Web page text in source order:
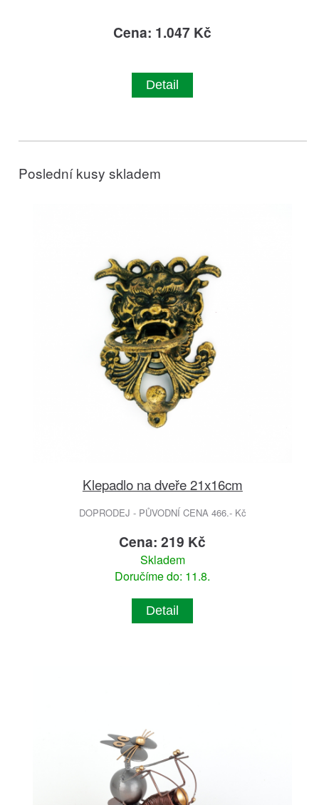
Cena: 1.047 Kč
Detail
Poslední kusy skladem
Klepadlo na dveře 21x16cm
DOPRODEJ - PŮVODNÍ CENA 466.- Kč
Cena: 219 Kč
Skladem
Doručíme do: 11.8.
Detail